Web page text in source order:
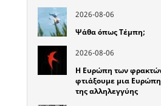
2026-08-06
Ψάθα όπως Τέμπη;
2026-08-06
Η Ευρώπη των
φτιάξουμε μια Ευρώπη
της αλληλεγγύης